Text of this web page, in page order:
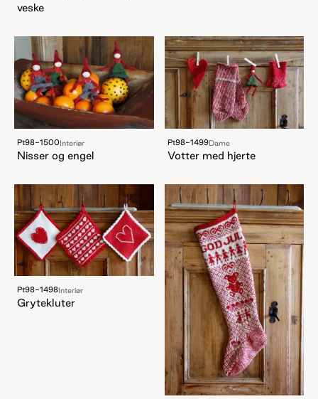
veske
Pt98-1500Interiør
Nisser og engel
Pt98-1499Dame
Votter med hjerte
Pt98-1498Interiør
Grytekluter